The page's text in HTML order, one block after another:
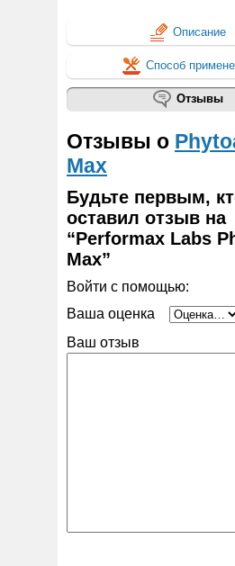
Описание
Способ
Отзывы
Отзывы о
Max
Будьте первым,
оставил отзыв на
“Performax Labs
Max”
Войти с помощью:
Ваша оценка
Ваш отзыв